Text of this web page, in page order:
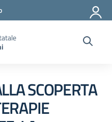
SCOPERTA